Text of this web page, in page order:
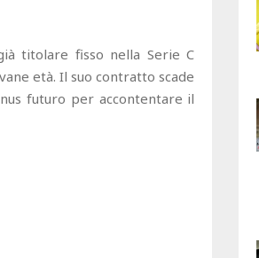
titolare fisso nella Serie C
età. Il suo contratto scade
futuro per accontentare il